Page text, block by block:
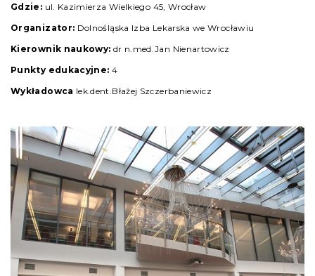
Gdzie: ul. Kazimierza Wielkiego 45, Wrocław
Organizator: Dolnośląska Izba Lekarska we Wrocławiu
Kierownik naukowy: dr n.med.Jan Nienartowicz
Punkty edukacyjne: 4
Wykładowca lek.dent.Błażej Szczerbaniewicz